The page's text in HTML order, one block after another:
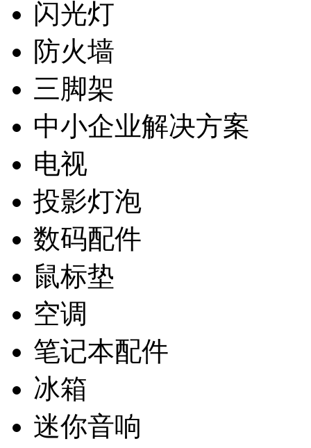
闪光灯
防火墙
三脚架
中小企业解决方案
电视
投影灯泡
数码配件
鼠标垫
空调
笔记本配件
冰箱
迷你音响